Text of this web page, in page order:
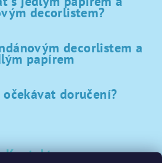
decorlistem?
decorlistem a
papírem
doručení?
Kontakt